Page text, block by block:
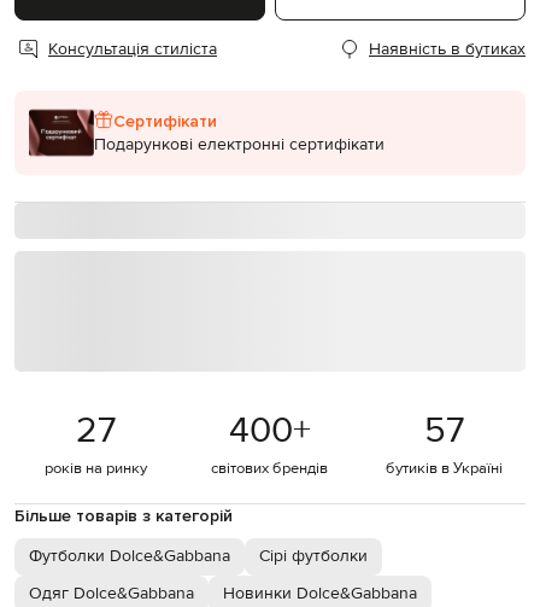
Консультація стиліста Наявність в бутиках
Сертифікати
Подарункові електронні сертифікати
27
років на ринку
400+
світових брендів
57
бутиків в Україні
Більше товарів з категорій
Футболки Dolce&Gabbana
Сірі футболки
Одяг Dolce&Gabbana
Новинки Dolce&Gabbana